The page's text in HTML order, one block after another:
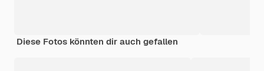
Diese Fotos könnten dir auch gefallen